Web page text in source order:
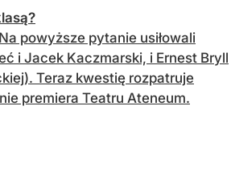
powyższe pytanie usiłowali
i Jacek Kaczmarski, i Ernest Bryll
Teraz kwestię rozpatruje
premiera Teatru Ateneum.